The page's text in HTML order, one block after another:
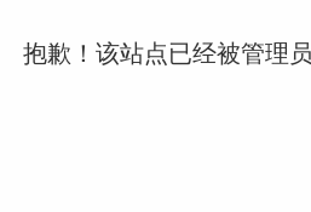
抱歉！该站点已经被管理